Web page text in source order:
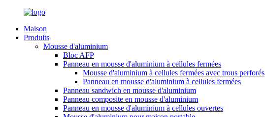
Maison
Produits
Mousse d'aluminium
Bloc AFP
Panneau en mousse d'aluminium à cellules fermées
Mousse d'aluminium à cellules fermées avec trous perforés
Panneau en mousse d'aluminium à cellules fermées
Panneau sandwich en mousse d'aluminium
Panneau composite en mousse d'aluminium
Panneau en mousse d'aluminium à cellules ouvertes